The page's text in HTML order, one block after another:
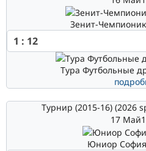
Зенит-
1 : 12
Тура Футбольные
Турнир (2015-16) (2026
17 Май
Юниор София